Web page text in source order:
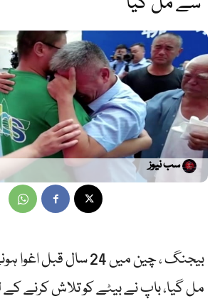
سب نیوز
بیجنگ ، چین میں 24 سال
مل گیا، باپ نے بیٹے کو تلاش کرنے